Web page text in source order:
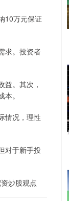
10万元保证
求。投资者
。其次，
。
情况，理性
对于新手投
炒股观点